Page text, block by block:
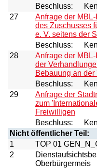
Beschluss:
27
Anfrage der
des Zuschusses
e. V. seitens der
Beschluss:
28
Anfrage der
der
Bebauung an der
Beschluss:
29
Anfrage der
zum
Freiwilligen
Beschluss:
Nicht öffentlicher Teil:
1
TOP 01
2
Oberbürgermeis